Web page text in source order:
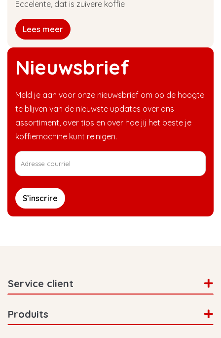
Nieuwsbrief
Meld je aan voor onze nieuwsbrief om op de hoogte
te blijven van de nieuwste updates over ons
assortiment, over tips en over hoe jij het beste je
koffiemachine kunt reinigen.
S’inscrire
Eccelente, dat is zuivere koffie
Lees meer
Service client
Produits